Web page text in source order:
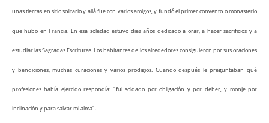
unas tierras en sitio solitario y allá fue con varios amigos, y fundó el primer convento o monasterio
que hubo en Francia. En esa soledad estuvo diez años dedicado a orar, a hacer sacrificios y a
estudiar las Sagradas Escrituras. Los habitantes de los alrededores consiguieron por sus oraciones
y bendiciones, muchas curaciones y varios prodigios. Cuando después le preguntaban qué
profesiones había ejercido respondía: "fui soldado por obligación y por deber, y monje por
inclinación y para salvar mi alma".